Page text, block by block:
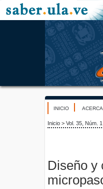
INICIO
Inicio > Vol. 35, Núm.
Diseño y